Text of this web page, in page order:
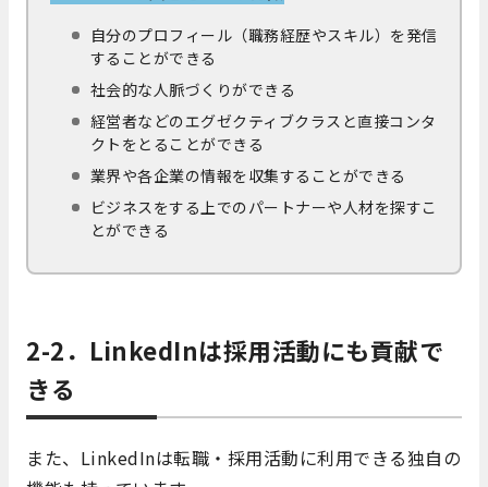
自分のプロフィール（職務経歴やスキル）を発信
することができる
社会的な人脈づくりができる
経営者などのエグゼクティブクラスと直接コンタ
クトをとることができる
業界や各企業の情報を収集することができる
ビジネスをする上でのパートナーや人材を探すこ
とができる
2-2．LinkedInは採用活動にも貢献で
きる
また、LinkedInは転職・採用活動に利用できる独自の